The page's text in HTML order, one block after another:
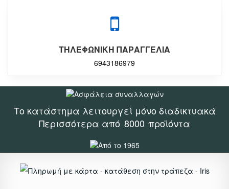
ΤΗΛΕΦΩΝΙΚΗ ΠΑΡΑΓΓΕΛΙΑ
6943186979
Το κατάστημα λειτουργεί μόνο διαδικτυακά
Περισσότερα από 8000 προϊόντα